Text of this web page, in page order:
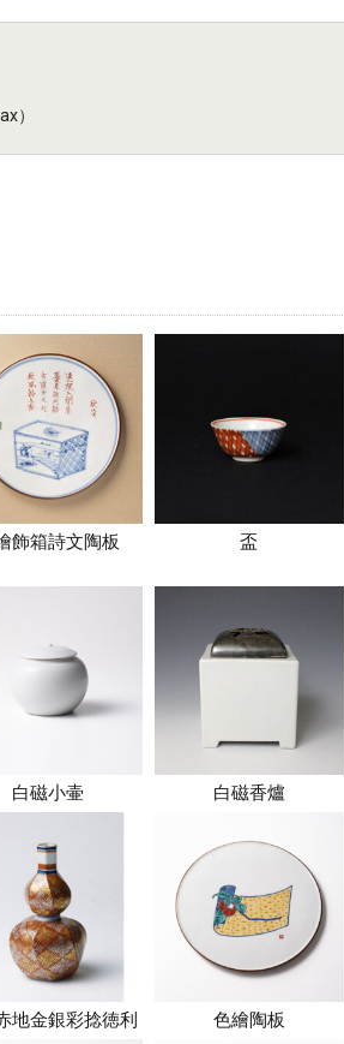
）
飾箱詩文陶板 盃
白磁小壷 白磁香爐
地金銀彩捻徳利 色繪陶板